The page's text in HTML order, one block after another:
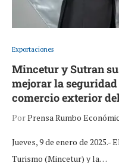
Exportaciones
Mincetur y Sutran
mejorar la seguridad
comercio exterior
PorPrensa Rumbo
Jueves, 9 de enero de
Turismo (Mincetur) y la…